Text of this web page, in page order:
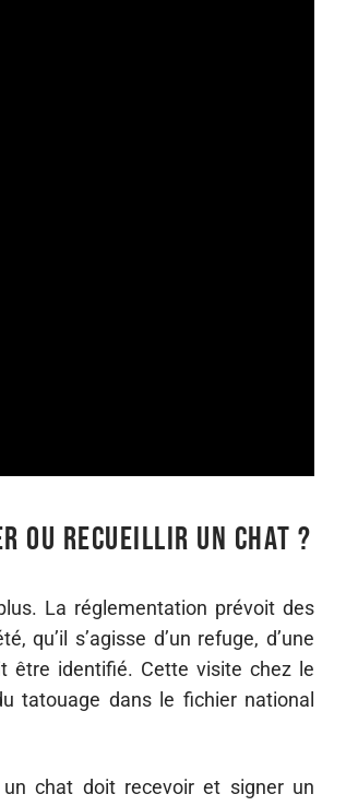
ou recueillir un chat ?
La réglementation prévoit des
qu’il s’agisse d’un refuge, d’une
être identifié. Cette visite chez le
tatouage dans le fichier national
chat doit recevoir et signer un